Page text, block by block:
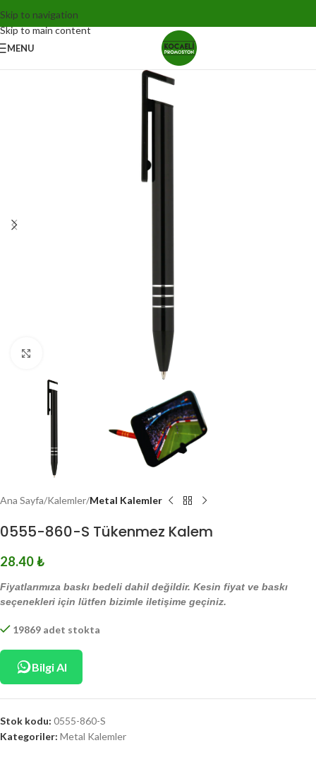
Skip to navigation
Skip to main content
MENU
Ana Sayfa Kalemler Metal Kalemler
0555-860-S Tükenmez Kalem
28.40₺
Fiyatlarımıza baskı bedeli dahil değildir. Kesin fiyat ve baskı
seçenekleri için lütfen bizimle iletişime geçiniz.
19869 adet stokta
Bilgi Al
Stok kodu: 0555-860-S
Kategoriler: Metal Kalemler